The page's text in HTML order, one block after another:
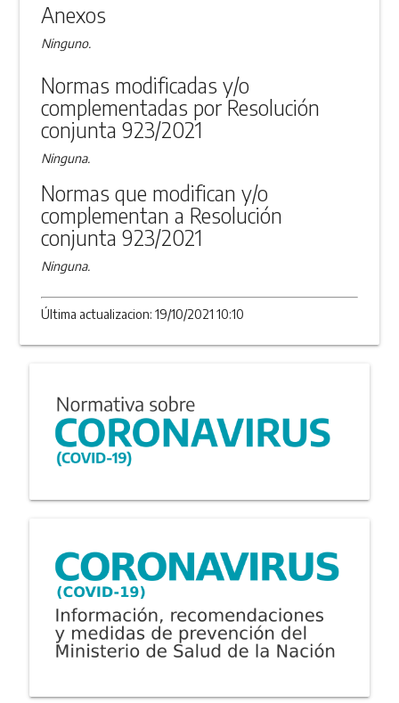
Anexos
Ninguno.
Normas modificadas y/o
complementadas por Resolución
conjunta 923/2021
Ninguna.
Normas que modifican y/o
complementan a Resolución
conjunta 923/2021
Ninguna.
Última actualizacion: 19/10/2021 10:10